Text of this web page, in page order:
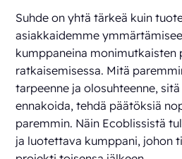
Suhde on yhtä tärkeä kuin
asiakkaidemme
kumppaneina monimutkaisten
ratkaisemisessa. Mitä
tarpeenne ja olosuhteenne,
ennakoida, tehdä päätöksiä
paremmin. Näin Ecoblissistä
ja luotettava kumppani, johon